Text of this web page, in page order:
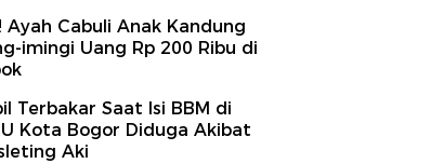
Ayah Cabuli Anak Kandung
imingi Uang Rp 200 Ribu di
Terbakar Saat Isi BBM di
Kota Bogor Diduga Akibat
Aki